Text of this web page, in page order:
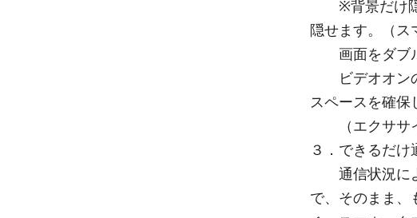
※背景だけ隠
隠せます。（ス
画面をダブル
ビデオオンの
スペースを確保
（エクササイ
３．できるだけ
通信状況によ
で、そのまま、